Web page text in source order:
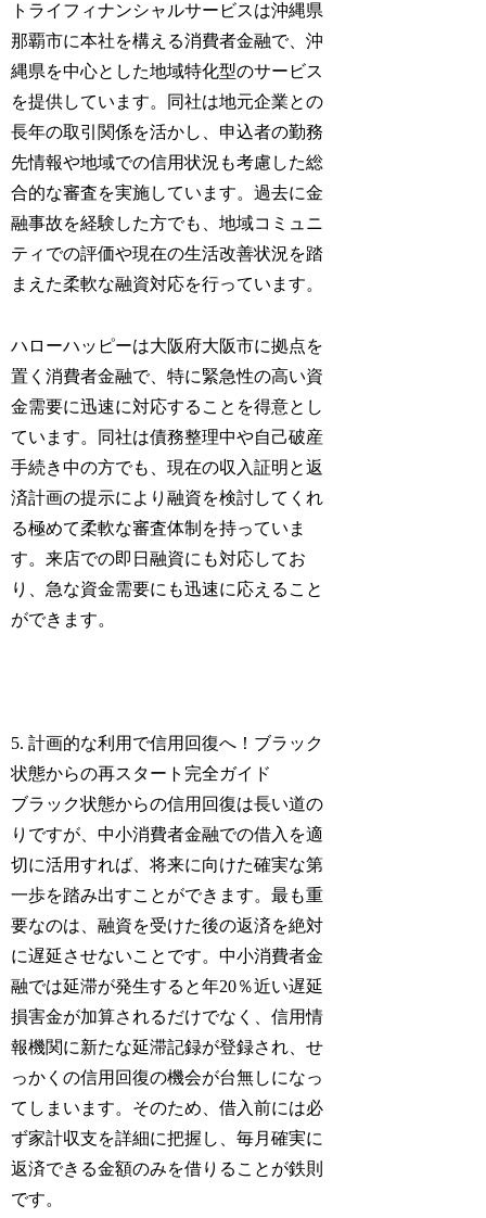
トライフィナンシャルサービスは沖縄県
那覇市に本社を構える消費者金融で、沖
縄県を中心とした地域特化型のサービス
を提供しています。同社は地元企業との
長年の取引関係を活かし、申込者の勤務
先情報や地域での信用状況も考慮した総
合的な審査を実施しています。過去に金
融事故を経験した方でも、地域コミュニ
ティでの評価や現在の生活改善状況を踏
まえた柔軟な融資対応を行っています。
ハローハッピーは大阪府大阪市に拠点を
置く消費者金融で、特に緊急性の高い資
金需要に迅速に対応することを得意とし
ています。同社は債務整理中や自己破産
手続き中の方でも、現在の収入証明と返
済計画の提示により融資を検討してくれ
る極めて柔軟な審査体制を持っていま
す。来店での即日融資にも対応してお
り、急な資金需要にも迅速に応えること
ができます。
5. 計画的な利用で信用回復へ！ブラック
状態からの再スタート完全ガイド
ブラック状態からの信用回復は長い道の
りですが、中小消費者金融での借入を適
切に活用すれば、将来に向けた確実な第
一歩を踏み出すことができます。最も重
要なのは、融資を受けた後の返済を絶対
に遅延させないことです。中小消費者金
融では延滞が発生すると年20％近い遅延
損害金が加算されるだけでなく、信用情
報機関に新たな延滞記録が登録され、せ
っかくの信用回復の機会が台無しになっ
てしまいます。そのため、借入前には必
ず家計収支を詳細に把握し、毎月確実に
返済できる金額のみを借りることが鉄則
です。